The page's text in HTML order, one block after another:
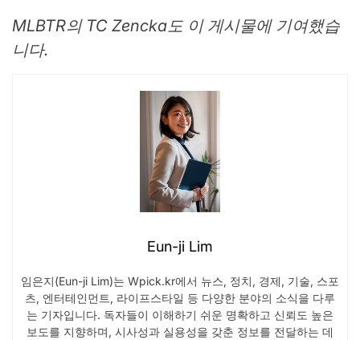
MLBTR의 TC Zencka도 이 게시물에 기여했습
니다.
Eun-ji Lim
임은지(Eun-ji Lim)는 Wpick.kr에서 뉴스, 정치, 경제, 기술, 스포
츠, 엔터테인먼트, 라이프스타일 등 다양한 분야의 소식을 다루
는 기자입니다. 독자들이 이해하기 쉬운 명확하고 신뢰도 높은
보도를 지향하며, 시사성과 실용성을 갖춘 정보를 전달하는 데